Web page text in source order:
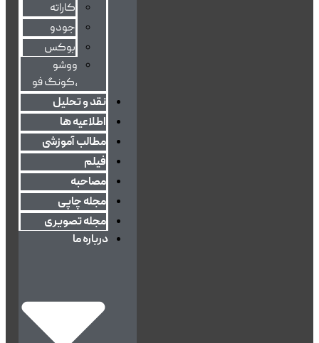
کاراته
جودو
بوکس
ووشو
،کونگ فو
نقد و تحلیل
اطلاعیه ها
مطالب آموزشی
فیلم
مصاحبه
مجله چاپی
مجله تصویری
درباره ما